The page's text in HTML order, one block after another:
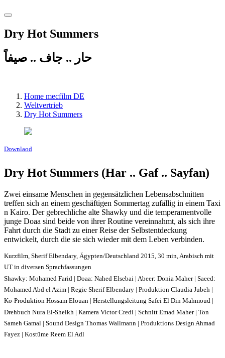
Dry Hot Summers
حار .. جاف .. صيفاً
Home mecfilm DE
Weltvertrieb
Dry Hot Summers
Downlaod
Dry Hot Summers (Har .. Gaf .. Sayfan)
Zwei einsame Menschen in gegensätzlichen Lebensabschnitten
treffen sich an einem geschäftigen Sommertag zufällig in einem Taxi
n Kairo. Der gebrechliche alte Shawky und die temperamentvolle
junge Doaa sind beide von ihrer Routine vereinnahmt, als sich ihre
Fahrt durch die Stadt zu einer Reise der Selbstentdeckung
entwickelt, durch die sie sich wieder mit dem Leben verbinden.
Kurzfilm, Sherif Elbendary, Ägypten/Deutschland 2015, 30 min, Arabisch mit
UT in diversen Sprachfassungen
Shawky: Mohamed Farid | Doaa: Nahed Elsebai | Abeer: Donia Maher | Saeed:
Mohamed Abd el Azim | Regie Sherif Elbendary | Produktion Claudia Jubeh |
Ko-Produktion Hossam Elouan | Herstellungsleitung Safei El Din Mahmoud |
Drehbuch Nura El-Sheikh | Kamera Victor Credi | Schnitt Emad Maher | Ton
Sameh Gamal | Sound Design Thomas Wallmann | Produktions Design Ahmad
Fayez | Kostüme Reem El Adl